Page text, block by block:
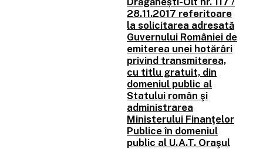
28.11.2017 referitoare
la solicitarea adresată
Guvernului României de
emiterea unei hotărâri
privind transmiterea,
cu titlu gratuit, din
domeniul public al
Statului român şi
administrarea
Ministerului Finanţelor
Publice în domeniul
public al U.A.T. Oraşul